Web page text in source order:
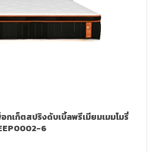
เก็ตสปริงดับเบิ้ลพรีเมียมเมมโมรี่
6